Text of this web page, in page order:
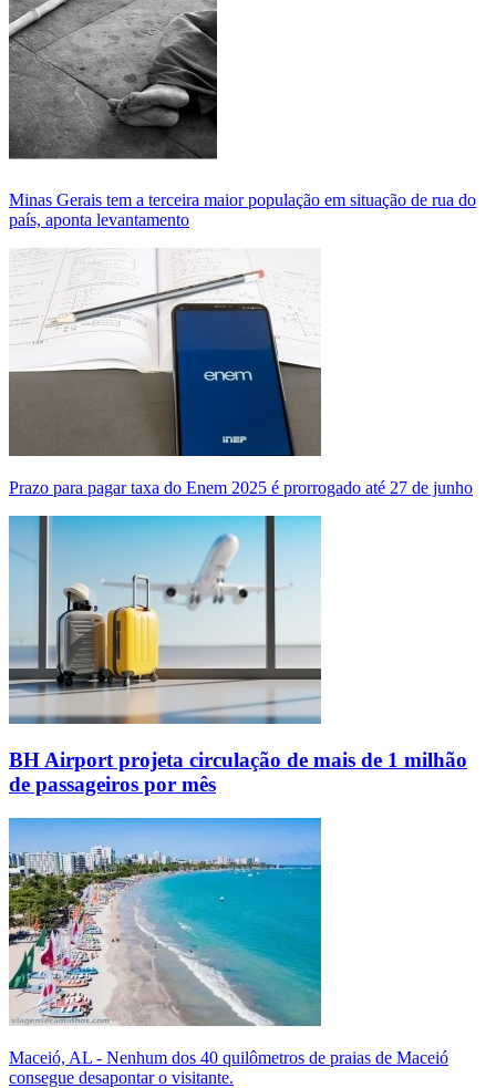
Minas Gerais tem a terceira maior população em situação de rua do
país, aponta levantamento
Prazo para pagar taxa do Enem 2025 é prorrogado até 27 de junho
BH Airport projeta circulação de mais de 1 milhão
de passageiros por mês
Maceió, AL - Nenhum dos 40 quilômetros de praias de Maceió
consegue desapontar o visitante.